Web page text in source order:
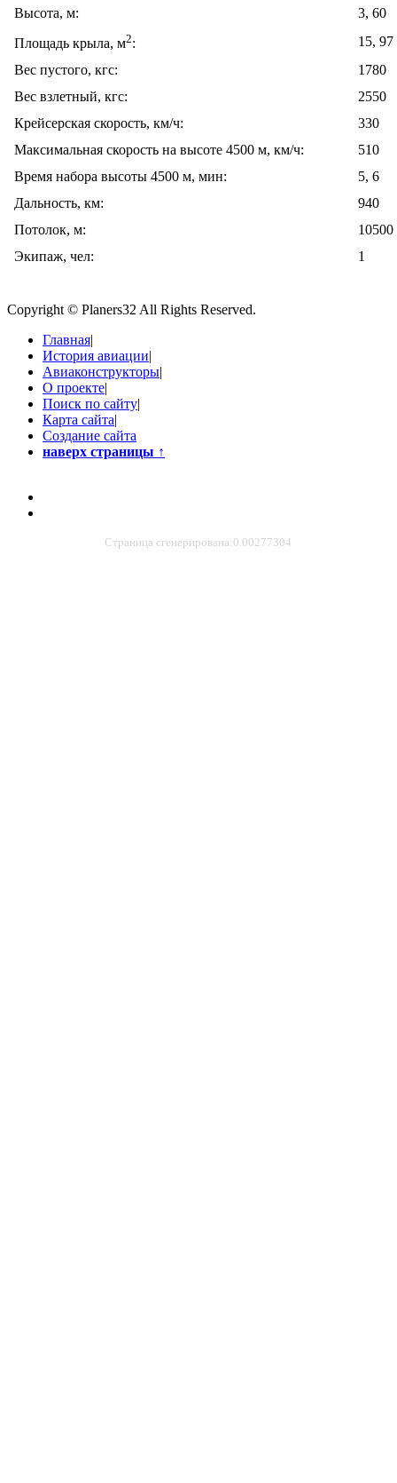
Высота, м:
3, 60
Площадь крыла, м2:
15, 97
Вес пустого, кгс:
1780
Вес взлетный, кгс:
2550
Крейсерская скорость, км/ч:
330
Максимальная скорость на высоте 4500 м, км/ч:
510
Время набора высоты 4500 м, мин:
5, 6
Дальность, км:
940
Потолок, м:
10500
Экипаж, чел:
1
Copyright © Planers32 All Rights Reserved.
Главная|
История авиации|
Авиаконструкторы|
О проекте|
Поиск по сайту|
Карта сайта|
Создание сайта
наверх страницы ↑
Страница сгенерирована:0.00277304